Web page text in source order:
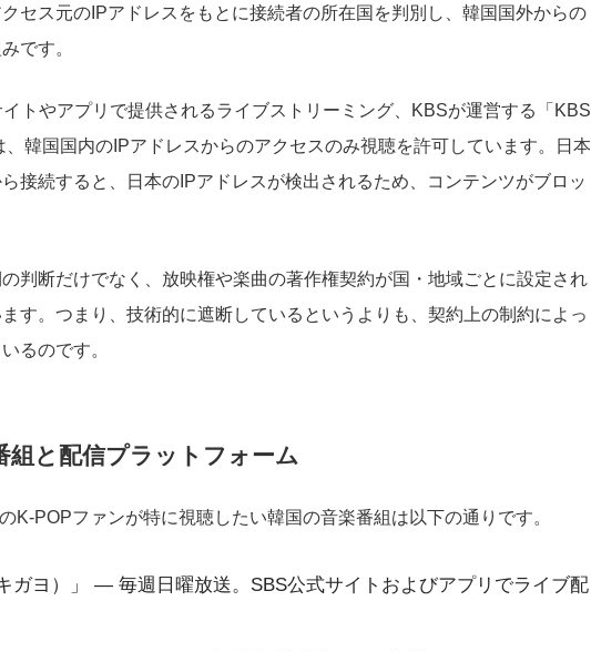
セス元のIPアドレスをもとに接続者の所在国を判別し、韓国国外からの
です。
トやアプリで提供されるライブストリーミング、KBSが運営する「KBS
韓国国内のIPアドレスからのアクセスのみ視聴を許可しています。日本
接続すると、日本のIPアドレスが検出されるため、コンテンツがブロッ
判断だけでなく、放映権や楽曲の著作権契約が国・地域ごとに設定され
す。つまり、技術的に遮断しているというよりも、契約上の制約によっ
るのです。
組と配信プラットフォーム
K-POPファンが特に視聴したい韓国の音楽番組は以下の通りです。
ガヨ）」 — 毎週日曜放送。SBS公式サイトおよびアプリでライブ配